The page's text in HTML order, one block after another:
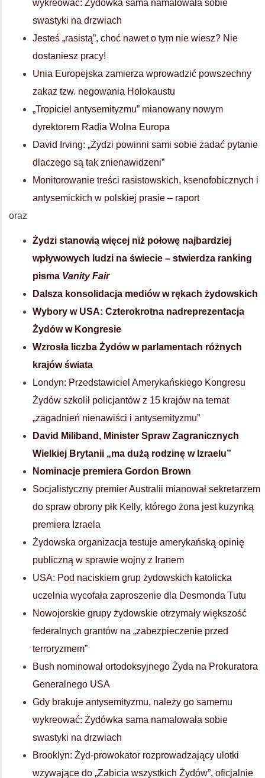
wykreować: Żydówka sama namalowała sobie
swastyki na drzwiach
Jesteś „rasistą”, choć nawet o tym nie wiesz? Nie
dostaniesz pracy!
Unia Europejska zamierza wprowadzić powszechny
zakaz tzw. negowania Holokaustu
„Tropiciel antysemityzmu” mianowany nowym
dyrektorem Radia Wolna Europa
David Irving: „Żydzi powinni sami sobie zadać pytanie
dlaczego są tak znienawidzeni”
Monitorowanie treści rasistowskich, ksenofobicznych i
antysemickich w polskiej prasie – raport
oraz
Żydzi stanowią więcej niż połowę najbardziej
wpływowych ludzi na świecie – stwierdza ranking
pisma Vanity Fair
Dalsza konsolidacja mediów w rękach żydowskich
Wybory w USA: Czterokrotna nadreprezentacja
Żydów w Kongresie
Wzrosła liczba Żydów w parlamentach różnych
krajów świata
Londyn: Przedstawiciel Amerykańskiego Kongresu
Żydów szkolił policjantów z 15 krajów na temat
„zagadnień nienawiści i antysemityzmu”
David Miliband, Minister Spraw Zagranicznych
Wielkiej Brytanii „ma dużą rodzinę w Izraelu”
Nominacje premiera Gordon Brown
Socjalistyczny premier Australii mianował sekretarzem
do spraw obrony płk Kelly, którego żona jest kuzynką
premiera Izraela
Żydowska organizacja testuje amerykańską opinię
publiczną w sprawie wojny z Iranem
USA: Pod naciskiem grup żydowskich katolicka
uczelnia wycofała zaproszenie dla Desmonda Tutu
Nowojorskie grupy żydowskie otrzymały większość
federalnych grantów na „zabezpieczenie przed
terroryzmem”
Bush nominował ortodoksyjnego Żyda na Prokuratora
Generalnego USA
Gdy brakuje antysemityzmu, należy go samemu
wykreować: Żydówka sama namalowała sobie
swastyki na drzwiach
Brooklyn: Żyd-prowokator rozprowadzający ulotki
wzywające do „Zabicia wszystkich Żydów”, oficjalnie